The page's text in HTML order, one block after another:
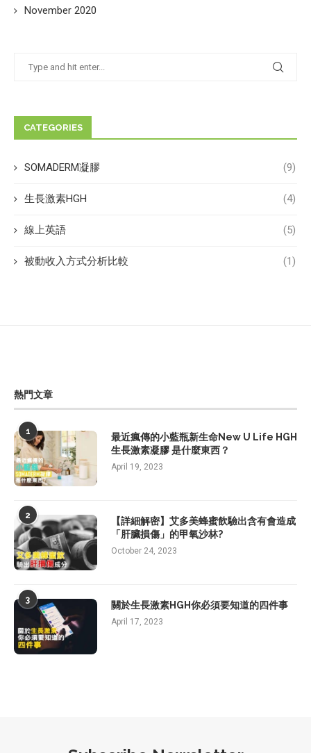
November 2020
CATEGORIES
SOMADERM凝膠 (9)
生長激素HGH (4)
線上英語 (5)
被動收入方式分析比較 (1)
熱門文章
1
最近瘋傳的小藍瓶新生命New U Life HGH
生長激素凝膠 是什麼東西？
April 19, 2023
2
【詳細解密】艾多美蜂蜜飲驗出含有會造成
「肝臟損傷」的甲氧沙林?
October 24, 2023
3 關於生長激素HGH你必須要知道的四件事
April 17, 2023